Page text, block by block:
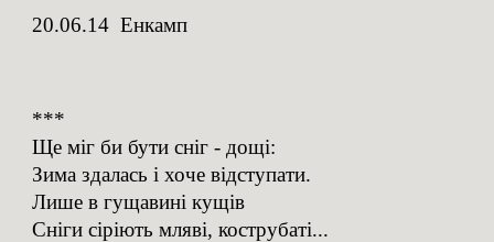
20.06.14 Енкамп
***
Ще міг би бути сніг - дощі:
Зима здалась і хоче відступати.
Лише в гущавині кущів
Сніги сіріють мляві, кострубаті...